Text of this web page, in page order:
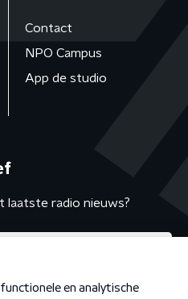
Contact
NPO Campus
App de studio
laatste radio nieuws?